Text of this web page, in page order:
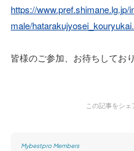
https://
male/
皆様のご参加、お待ちしており
この記事をシェ
Mybestpro Members